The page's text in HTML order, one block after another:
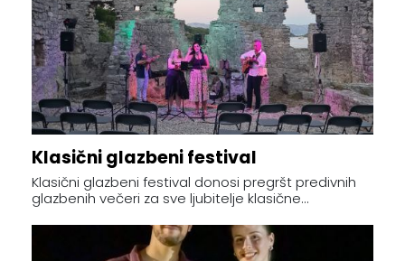
Klasični glazbeni festival
Klasični glazbeni festival donosi pregršt predivnih
glazbenih večeri za sve ljubitelje klasične...